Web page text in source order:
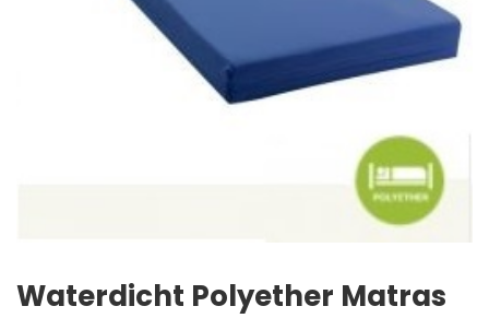
Waterdicht Polyether Matras